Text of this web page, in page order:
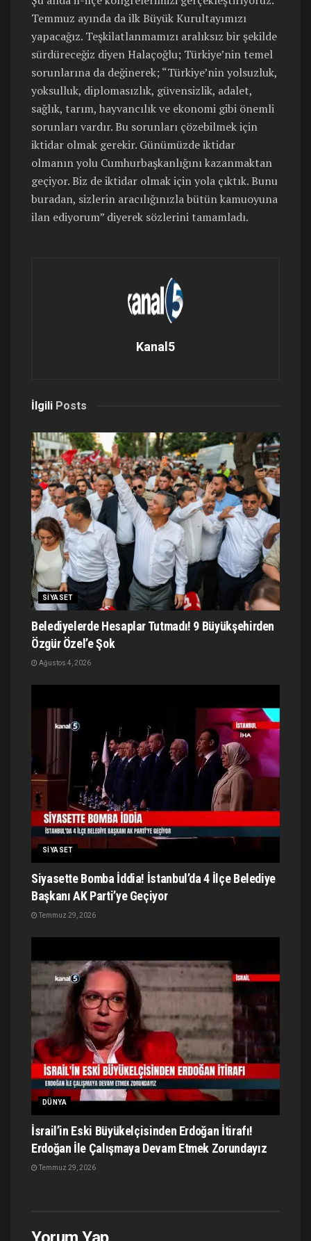
Temmuz ayında da ilk Büyük Kurultayımızı
yapacağız. Teşkilatlanmamızı aralıksız bir şekilde
sürdüreceğiz diyen Halaçoğlu; Türkiye’nin temel
sorunlarına da değinerek; “Türkiye’nin yolsuzluk,
yoksulluk, diplomasızlık, güvensizlik, adalet,
sağlık, tarım, hayvancılık ve ekonomi gibi önemli
sorunları vardır. Bu sorunları çözebilmek için
iktidar olmak gerekir. Günümüzde iktidar
olmanın yolu Cumhurbaşkanlığını kazanmaktan
geçiyor. Biz de iktidar olmak için yola çıktık. Bunu
buradan, sizlerin aracılığınızla bütün kamuoyuna
ilan ediyorum” diyerek sözlerini tamamladı.
Kanal5
İlgili Posts
SIYASET
Belediyelerde Hesaplar Tutmadı! 9 Büyükşehirden
Özgür Özel’e Şok
Ağustos 4, 2026
SIYASET
Siyasette Bomba İddia! İstanbul’da 4 İlçe Belediye
Başkanı AK Parti’ye Geçiyor
Temmuz 29, 2026
DÜNYA
İsrail’in Eski Büyükelçisinden Erdoğan İtirafı!
Erdoğan İle Çalışmaya Devam Etmek Zorundayız
Temmuz 29, 2026